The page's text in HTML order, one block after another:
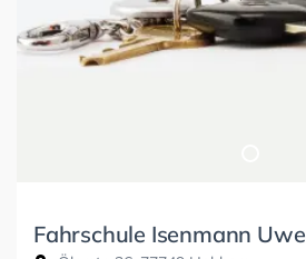
Fahrschule Isenmann Uwe